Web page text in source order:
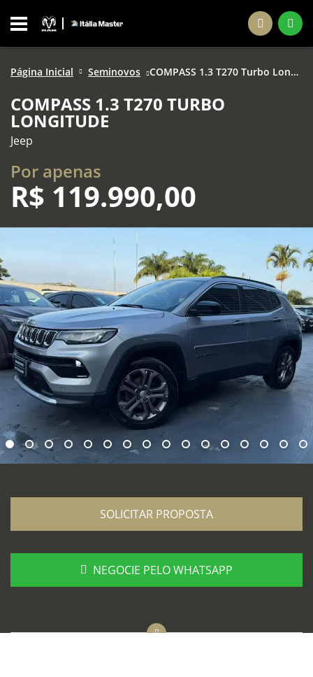
Página Inicial Seminovos COMPASS 1.3 T270 Turbo Longitude
COMPASS 1.3 T270 TURBO
LONGITUDE
Jeep
Por apenas
R$ 119.990,00
SOLICITAR PROPOSTA
NEGOCIE PELO WHATSAPP